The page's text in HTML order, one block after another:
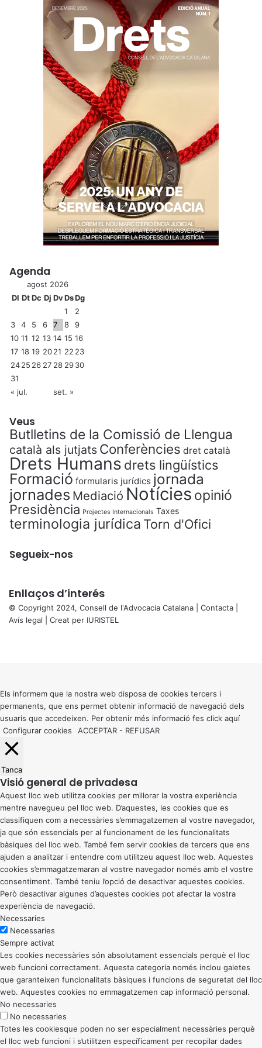
Agenda
agost 2026
Dl DtDc Dj DvDsDg
1
2
3
4 5 6 7 8
9
10 11 12 13 14 15 16
17 18 19 2021 22 23
2425 26 27 28 2930
31
« jul.
set. »
Veus
Butlletins de la Comissió de Llengua
català als jutjats Conferències dret català
Drets Humans drets lingüístics
Formació formularis jurídics jornada
jornades Mediació Notícies opinió
Presidència Projectes Internacionals Taxes
terminologia jurídica Torn d'Ofici
Segueix-nos
Enllaços d’interés
© Copyright 2024, Consell de l'Advocacia Catalana | Contacta
Avís legal | Creat per IURISTEL
button
Els informem que la nostra web disposa de cookies tercers i
permanents, que ens permet obtenir informació de navegació dels
usuaris que accedeixen. Per obtenir més informació fes click aquí
Configurar cookies
ACCEPTAR - REFUSAR
Tanca
Visió general de privadesa
Aquest lloc web utilitza cookies per millorar la vostra experiència
mentre navegueu pel lloc web. D’aquestes, les cookies que es
classifiquen com a necessàries s’emmagatzemen al vostre navegador,
ja que són essencials per al funcionament de les funcionalitats
bàsiques del lloc web. També fem servir cookies de tercers que ens
ajuden a analitzar i entendre com utilitzeu aquest lloc web. Aquestes
cookies s’emmagatzemaran al vostre navegador només amb el vostre
consentiment. També teniu l’opció de desactivar aquestes cookies.
Però desactivar algunes d’aquestes cookies pot afectar la vostra
experiència de navegació.
Necessaries
Necessaries
Sempre activat
Les cookies necessàries són absolutament essencials perquè el lloc
web funcioni correctament. Aquesta categoria només inclou galetes
que garanteixen funcionalitats bàsiques i funcions de seguretat del lloc
web. Aquestes cookies no emmagatzemen cap informació personal.
No necessaries
No necessaries
Totes les cookiesque poden no ser especialment necessàries perquè
el lloc web funcioni i s’utilitzen específicament per recopilar dades